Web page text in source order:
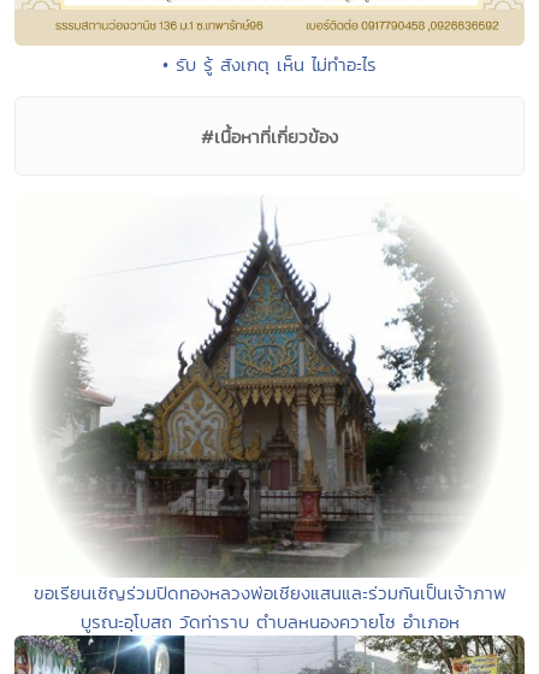
• รับ รู้ สังเกตุ เห็น ไม่ทำอะไร
#เนื้อหาที่เกี่ยวข้อง
ขอเรียนเชิญร่วมปิดทองหลวงพ่อเชียงแสนและร่วมกันเป็นเจ้าภาพ
บูรณะอุโบสถ วัดท่าราบ ตำบลหนองควายโซ อำเภอห